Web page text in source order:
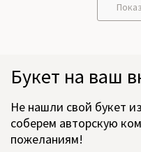
Букет на ваш
Не нашли свой букет
соберем авторскую
пожеланиям!